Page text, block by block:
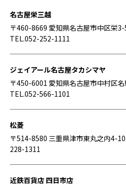
名古屋栄三越
〒460-8669 愛知県名古屋市中区栄
TEL.052-252-1111
ジェイアール名古屋タカシマヤ
〒450-6001 愛知県名古屋市中村区
TEL.052-566-1101
松菱
〒514-8580 三重県津市東丸之内4-
228-1311
近鉄百貨店 四日市店